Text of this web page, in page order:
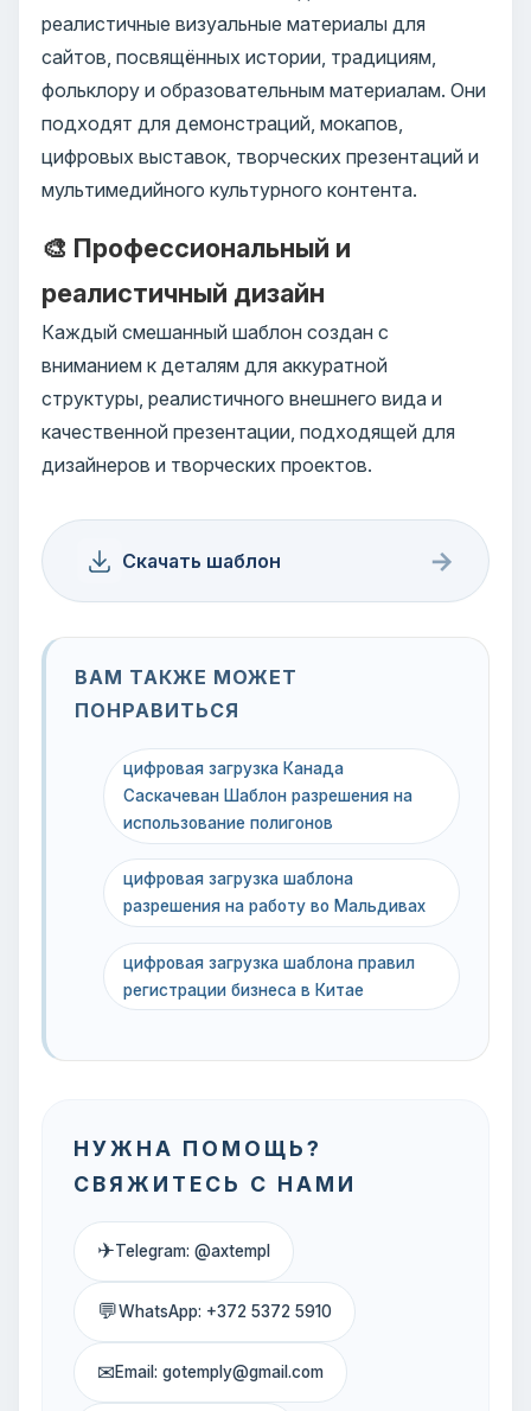
реалистичные визуальные материалы для
сайтов, посвящённых истории, традициям,
фольклору и образовательным материалам. Они
подходят для демонстраций, мокапов,
цифровых выставок, творческих презентаций и
мультимедийного культурного контента.
🎨 Профессиональный и
реалистичный дизайн
Каждый смешанный шаблон создан с
вниманием к деталям для аккуратной
структуры, реалистичного внешнего вида и
качественной презентации, подходящей для
дизайнеров и творческих проектов.
Скачать шаблон →
ВАМ ТАКЖЕ МОЖЕТ
ПОНРАВИТЬСЯ
цифровая загрузка Канада
Саскачеван Шаблон разрешения на
использование полигонов
цифровая загрузка шаблона
разрешения на работу во Мальдивах
цифровая загрузка шаблона правил
регистрации бизнеса в Китае
НУЖНА ПОМОЩЬ?
СВЯЖИТЕСЬ С НАМИ
✈Telegram: @axtempl
💬WhatsApp: +372 5372 5910
✉Email: gotemply@gmail.com